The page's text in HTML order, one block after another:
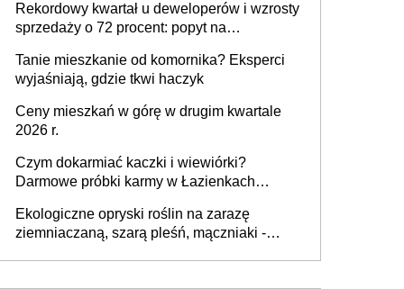
realizuje w nim potrzeb mieszkaniowych
Rekordowy kwartał u deweloperów i wzrosty
sprzedaży o 72 procent: popyt na
Tanie mieszkanie od komornika? Eksperci
wyjaśniają, gdzie tkwi haczyk
Ceny mieszkań w górę w drugim kwartale
2026 r.
Czym dokarmiać kaczki i wiewiórki?
Darmowe próbki karmy w Łazienkach
edukacyjna]
Ekologiczne opryski roślin na zarazę
ziemniaczaną, szarą pleśń, mączniaki -